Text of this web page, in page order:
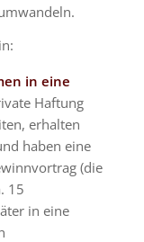
in eine
Haftung
erhalten
haben eine
(die
15
in eine